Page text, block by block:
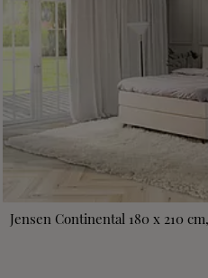
Jensen Continental 180 x 210